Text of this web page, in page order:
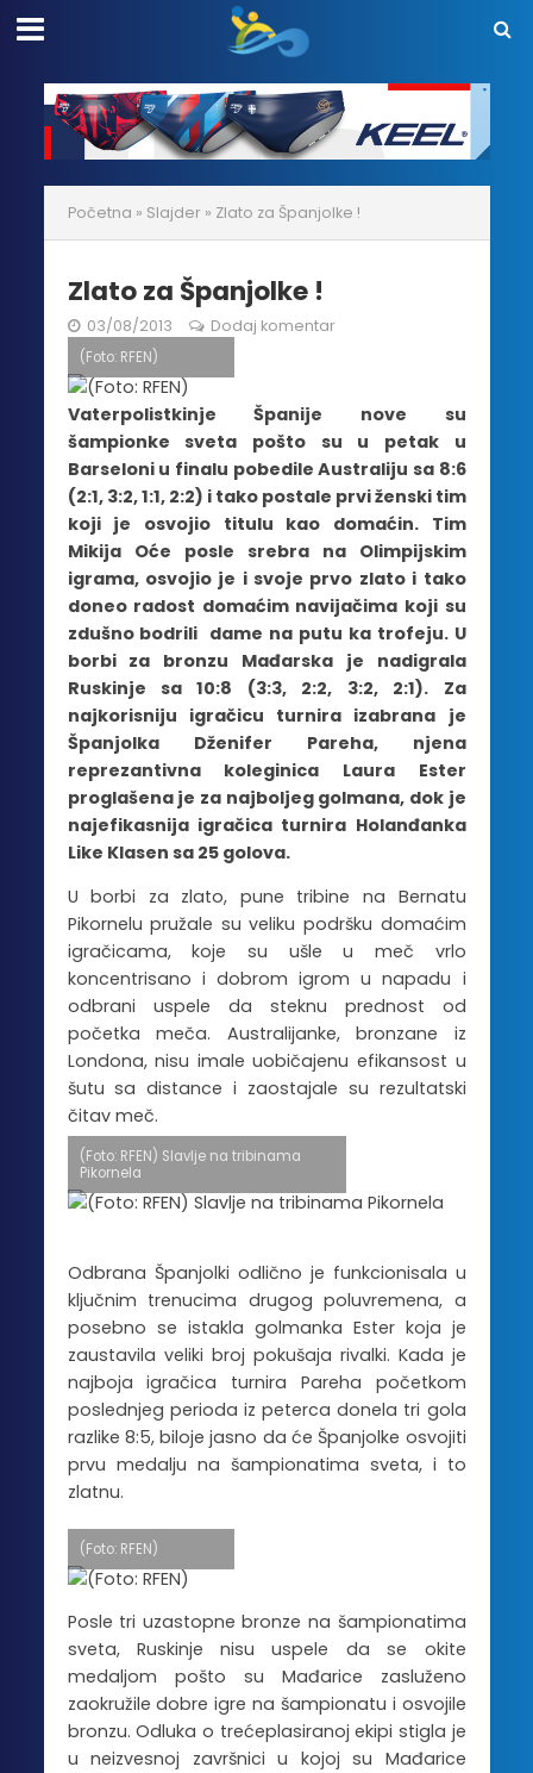
Početna » Slajder » Zlato za Španjolke !
Zlato za Španjolke !
03/08/2013 Dodaj komentar
(Foto: RFEN)
Vaterpolistkinje Španije nove su
šampionke sveta pošto su u petak u
Barseloni u finalu pobedile Australiju sa 8:6
(2:1, 3:2, 1:1, 2:2) i tako postale prvi ženski tim
koji je osvojio titulu kao domaćin. Tim
Mikija Oće posle srebra na Olimpijskim
igrama, osvojio je i svoje prvo zlato i tako
doneo radost domaćim navijačima koji su
zdušno bodrili dame na putu ka trofeju. U
borbi za bronzu Mađarska je nadigrala
Ruskinje sa 10:8 (3:3, 2:2, 3:2, 2:1). Za
najkorisniju igračicu turnira izabrana je
Španjolka Dženifer Pareha, njena
reprezantivna koleginica Laura Ester
proglašena je za najboljeg golmana, dok je
najefikasnija igračica turnira Holanđanka
Like Klasen sa 25 golova.
U borbi za zlato, pune tribine na Bernatu
Pikornelu pružale su veliku podršku domaćim
igračicama, koje su ušle u meč vrlo
koncentrisano i dobrom igrom u napadu i
odbrani uspele da steknu prednost od
početka meča. Australijanke, bronzane iz
Londona, nisu imale uobičajenu efikansost u
šutu sa distance i zaostajale su rezultatski
čitav meč.
(Foto: RFEN) Slavlje na tribinama
Pikornela
Odbrana Španjolki odlično je funkcionisala u
ključnim trenucima drugog poluvremena, a
posebno se istakla golmanka Ester koja je
zaustavila veliki broj pokušaja rivalki. Kada je
najboja igračica turnira Pareha početkom
poslednjeg perioda iz peterca donela tri gola
razlike 8:5, biloje jasno da će Španjolke osvojiti
prvu medalju na šampionatima sveta, i to
zlatnu.
(Foto: RFEN)
Posle tri uzastopne bronze na šampionatima
sveta, Ruskinje nisu uspele da se okite
medaljom pošto su Mađarice zasluženo
zaokružile dobre igre na šampionatu i osvojile
bronzu. Odluka o trećeplasiranoj ekipi stigla je
u neizvesnoj završnici u kojoj su Mađarice